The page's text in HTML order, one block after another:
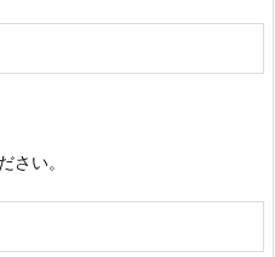
さい。